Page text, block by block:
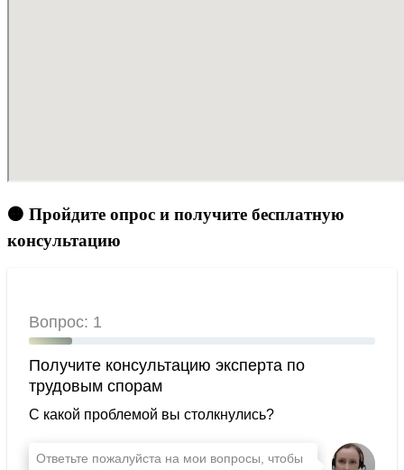
🟠 Пройдите опрос и получите бесплатную
консультацию